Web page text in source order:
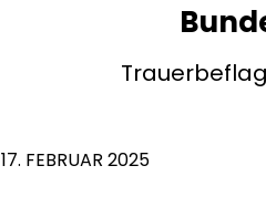
17. FEBRUAR 2025